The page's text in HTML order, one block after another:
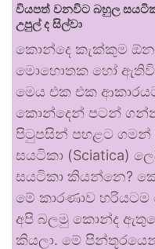
වියපත් වනවිට බහුල
උපුල් ද සිල්වා
කොන්දෙ කැක්කුම
මොහොතක හෝ
මෙය එක එක
කොන්දෙන් පටන්
පිටුපසින් පහළට
සයටිකා (Sciatica)
සයටිකා කියන්නෙ?
මේ කාරණාව
අපි බලමු කොන්ද
කියලා. මේ